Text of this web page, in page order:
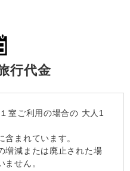
行代金
室 ご利用の場合の 大人1
まれています。
増減または廃止された場
せん。